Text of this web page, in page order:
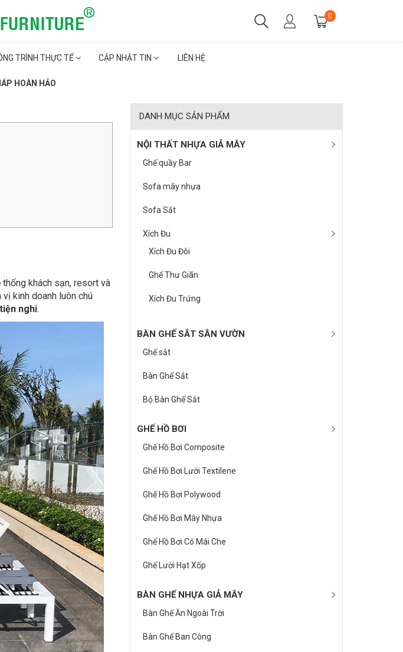
0
TRÌNH THỰC TẾ CẬP NHẬT TIN LIÊN HỆ
HOÀN HẢO
khách sạn, resort và
kinh doanh luôn chú
nghi.
DANH MỤC SẢN PHẨM
NỘI THẤT NHỰA GIẢ MÂY
Ghế quầy Bar
Sofa mây nhựa
Sofa Sắt
Xích Đu
Xích Đu Đôi
Ghế Thư Giãn
Xích Đu Trứng
BÀN GHẾ SẮT SÂN VƯỜN
Ghế sắt
Bàn Ghế Sắt
Bộ Bàn Ghế Sắt
GHẾ HỒ BƠI
Ghế Hồ Bơi Composite
Ghế Hồ Bơi Lưới Textilene
Ghế Hồ Bơi Polywood
Ghế Hồ Bơi Mây Nhựa
Ghế Hồ Bơi Có Mái Che
Ghế Lười Hạt Xốp
BÀN GHẾ NHỰA GIẢ MÂY
Bàn Ghế Ăn Ngoài Trời
Bàn Ghế Ban Công